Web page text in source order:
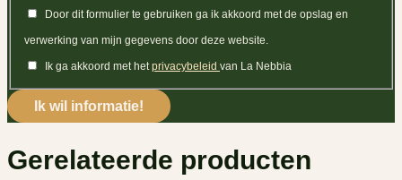
Door dit formulier te gebruiken ga ik akkoord met de opslag en
verwerking van mijn gegevens door deze website.
Ik ga akkoord met het privacybeleid van La Nebbia
Gerelateerde producten